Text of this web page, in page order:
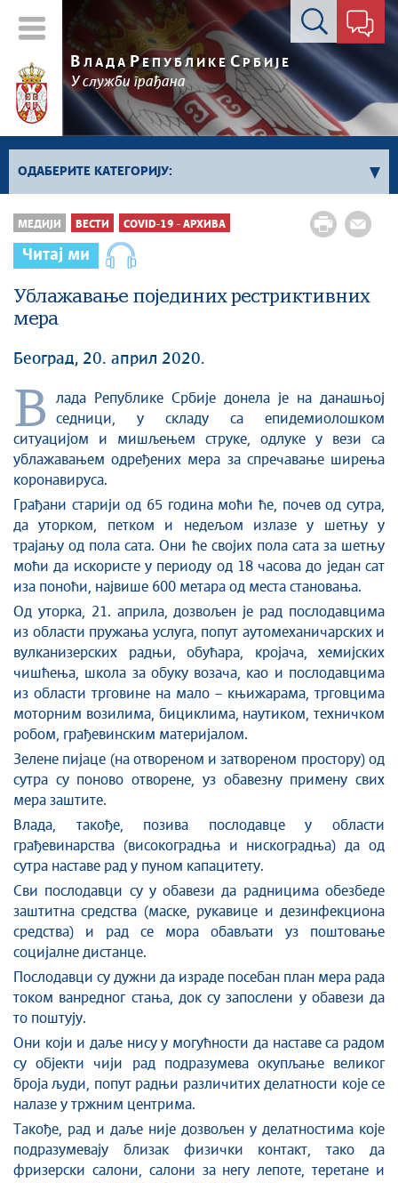
Контакт форма
В ЛАДА РЕПУБЛИКЕ СРБИЈЕ
У служби грађана
ОДАБЕРИТЕ КАТЕГОРИЈУ:
Влада Србије
Активности премијера
Активности потпредседника
Активности Владе
Косово и Метохија
Економија
Стоп корупцији
Култура и вера
Спорт
Конференције за новинаре
Линкови
Издвојене теме
COVID-19 - архива
МЕДИЈИ ВЕСТИ COVID-19 - АРХИВА
Читај ми
Ублажавање појединих рестриктивних
мера
Београд, 20. април 2020.
В ладa Републике Србије донела је на данашњој
седници
у складу са епидемиолошком
ситуацијом и мишљењем струке, одлуке у вези са
ублажавањем одређених мера за спречавање ширења
коронавируса.
Грађани старији од 65 година моћи ће, почев од сутра,
да уторком, петком и недељом излазе у шетњу у
трајању од пола сата. Они ће својих пола сата за шетњу
моћи да искористе у периоду од 18 часова до једансат
иза поноћи, највише 600 метара од места становања.
Од уторка, 21. априла, дозвољен је рад послодавцима
из области пружања услуга, попут аутомеханичарских и
вулканизерских радњи, обућара, кројача, хемијских
чишћења, школа за обуку возача
као и послодавцима
из области трговине на мало – књижарама , трговцима
моторним возилима, бициклима, наутиком, техничком
робом, грађевинским материјалом.
Зелене пијаце (на отвореном и затвореном простору) од
сутра су поново отворене
уз обавезну примену свих
мера заштите.
Влада
такође,
позива послодавце у области
грађевинарства (високоградња и нискоградња) да од
сутра наставе рад у пуном капацитету.
Сви послодавци су у обавези да радницима обезбеде
заштитна средства (маске, рукавице и дезинфекциона
средства) и рад се мора обављати уз поштовање
социјалне дистанце.
Послодавци су дужни да израде посебан план мера рада
током ванредног стања, док су запослени у обавези да
то поштују.
Они који и даље нису у могућности да наставе са радом
су објекти чији рад подразумева окупљање великог
броја људи, попут радњи различитих делатности које се
налазе у тржним центрима.
Такође, рад и даље није дозвољен у делатностима које
подразумевају близак физички контакт, тако да
фризерски салони, салони за негу лепоте, теретане и